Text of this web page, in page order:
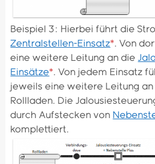
Beispiel 3: Hierbei führt die
Zentralstellen-Einsatz*. Von
eine weitere Leitung an die
Einsätze*. Von jedem Einsatz
jeweils eine weitere Leitung
Rollladen. Die
durch Aufstecken von
komplettiert.